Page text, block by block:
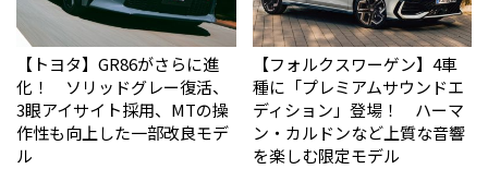
【トヨタ】GR86がさらに進
化！ ソリッドグレー復活、
3眼アイサイト採用、MTの操
作性も向上した一部改良モデ
ル
【フォルクスワーゲン】4車
種に「プレミアムサウンドエ
ディション」登場！ ハーマ
ン・カルドンなど上質な音響
を楽しむ限定モデル